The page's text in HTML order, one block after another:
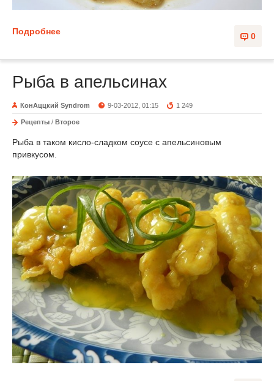
0
Подробнее
Рыба в апельсинах
КонАццкий Syndrom 9-03-2012, 01:15 1 249
Рецепты / Второе
Рыба в таком кисло-сладком соусе с апельсиновым
привкусом.